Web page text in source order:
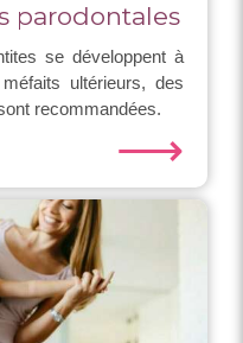
parodontales
se développent à
ultérieurs, des
recommandées.
⟶